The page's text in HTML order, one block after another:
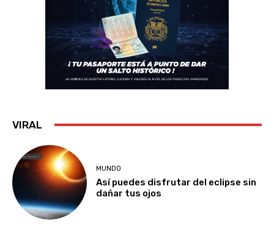
VIRAL
MUNDO
Así puedes disfrutar del eclipse sin
dañar tus ojos